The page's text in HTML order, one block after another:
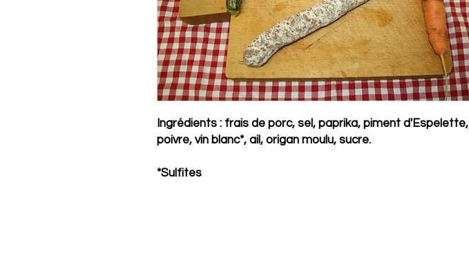
Ingrédients : frais de porc, sel, paprika, piment d'Espelette,
poivre, vin blanc*, ail, origan moulu, sucre.
*Sulfites